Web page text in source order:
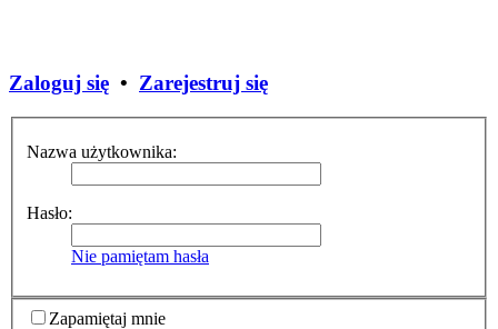
Zaloguj się • Zarejestruj się
Nazwa użytkownika:
Hasło:
Nie pamiętam hasła
Zapamiętaj mnie